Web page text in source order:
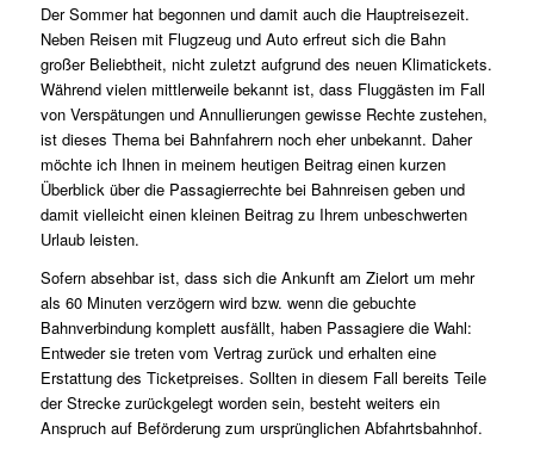
Der Sommer hat begonnen und damit auch die Hauptreisezeit.
Neben Reisen mit Flugzeug und Auto erfreut sich die Bahn
großer Beliebtheit, nicht zuletzt aufgrund des neuen Klimatickets.
Während vielen mittlerweile bekannt ist, dass Fluggästen im Fall
von Verspätungen und Annullierungen gewisse Rechte zustehen,
ist dieses Thema bei Bahnfahrern noch eher unbekannt. Daher
möchte ich Ihnen in meinem heutigen Beitrag einen kurzen
Überblick über die Passagierrechte bei Bahnreisen geben und
damit vielleicht einen kleinen Beitrag zu Ihrem unbeschwerten
Urlaub leisten.
Sofern absehbar ist, dass sich die Ankunft am Zielort um mehr
als 60 Minuten verzögern wird bzw. wenn die gebuchte
Bahnverbindung komplett ausfällt, haben Passagiere die Wahl:
Entweder sie treten vom Vertrag zurück und erhalten eine
Erstattung des Ticketpreises. Sollten in diesem Fall bereits Teile
der Strecke zurückgelegt worden sein, besteht weiters ein
Anspruch auf Beförderung zum ursprünglichen Abfahrtsbahnhof.